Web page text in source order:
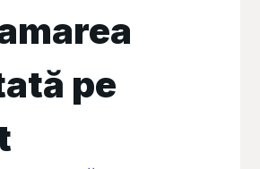
pe